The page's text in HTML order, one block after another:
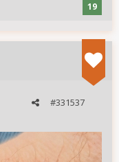
19
#331537